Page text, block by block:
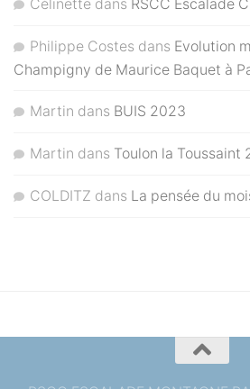
Célinette dans RSCC Escalade
Philippe Costes dans Evolution
Champigny de Maurice Baquet à
Martin dans BUIS 2023
Martin dans Toulon la Toussaint
COLDITZ dans La pensée du